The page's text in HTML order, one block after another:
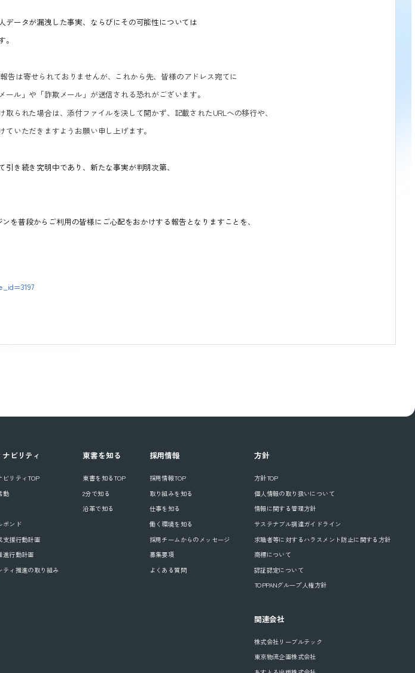
データが漏洩した事実、ならびにその可能性については
告は寄せられておりませんが、これから先、皆様のアドレス宛てに
ル」や「詐欺メール」が送信される恐れがございます。
られた場合は、添付ファイルを決して開かず、記載されたURLへの移行や、
いただきますようお願い申し上げます。
き続き究明中であり、新たな事実が判明次第、
を普段からご利用の皆様にご心配をおかけする報告となりますことを、
ビリティ
ビリティTOP
動
ボンド
支援行動計画
進行動計画
ティ推進の取り組み
東書を知る
東書を知るTOP
2分で知る
沿革で知る
採用情報
採用情報TOP
取り組みを知る
仕事を知る
働く環境を知る
採用チームからのメッセージ
募集要項
よくある質問
方針
方針TOP
個人情報の取り扱いについて
情報に関する管理方針
サステナブル調達ガイドライン
求職者等に対するハラスメント防止に関する方針
商標について
認証認定について
TOPPANグループ人権方針
関連会社
株式会社リーブルテック
東京物流企画株式会社